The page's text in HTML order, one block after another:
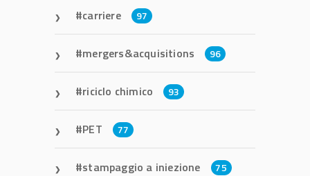
carriere 97
mergers&acquisitions 96
riciclo chimico 93
PET 77
stampaggio a iniezione 75